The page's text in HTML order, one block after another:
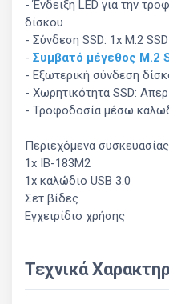
- Ένδειξη LED για την
δίσκου
- Σύνδεση SSD: 1x M.2
- Συμβατό μέγεθος M.2
- Εξωτερική σύνδεση
- Χωρητικότητα SSD:
- Τροφοδοσία μέσω
Περιεχόμενα
1x IB-183M2
1x καλώδιο USB 3.0
Σετ βίδες
Εγχειρίδιο χρήσης
Τεχνικά